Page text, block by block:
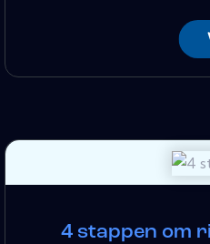
4 stappen om